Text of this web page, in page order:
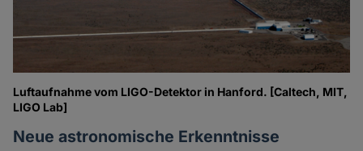
Luftaufnahme vom LIGO-Detektor in Hanford. [Caltech, MIT,
LIGO Lab]
Neue astronomische Erkenntnisse